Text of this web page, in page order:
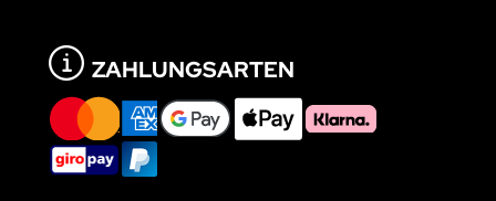
ZAHLUNGSARTEN